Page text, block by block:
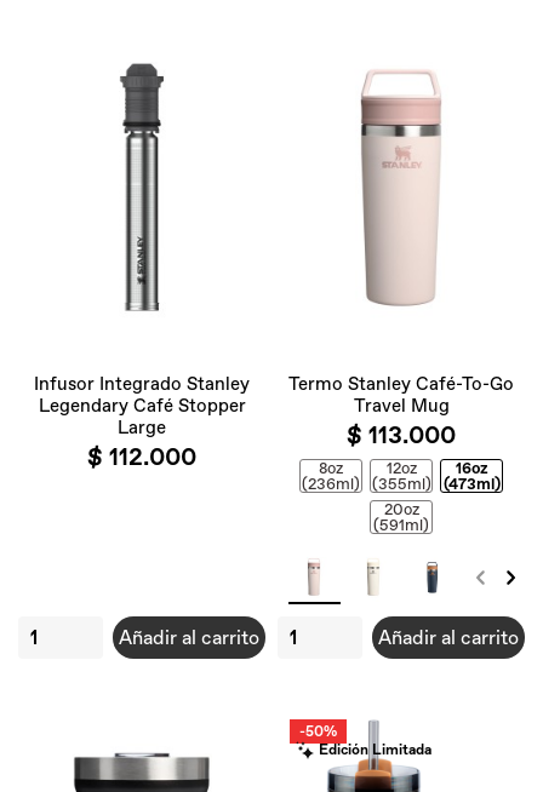
Infusor Integrado Stanley
Legendary Café Stopper
Large
$ 112.000
Añadir al carrito
Termo Stanley Café-To-Go
Travel Mug
$ 113.000
8oz
(236ml)
12oz
(355ml)
16oz
(473ml)
20oz
(591ml)
Añadir al carrito
-50%
Edición Limitada